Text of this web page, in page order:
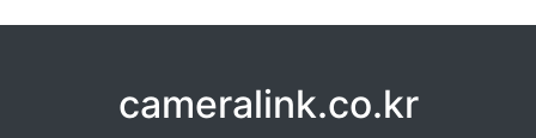
cameralink.co.kr